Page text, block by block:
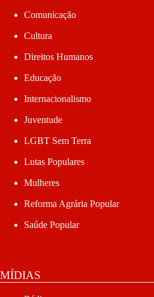
Comunicação
Cultura
Direitos Humanos
Educação
Internacionalismo
Juventude
LGBT Sem Terra
Lutas Populares
Mulheres
Reforma Agrária Popular
Saúde Popular
MÍDIAS